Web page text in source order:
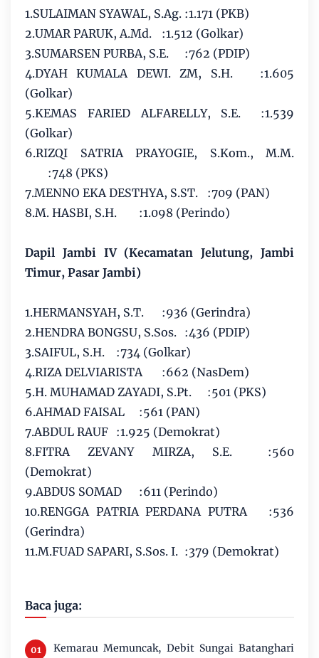
1.SULAIMAN SYAWAL, S.Ag. :1.171 (PKB)
2.UMAR PARUK, A.Md.
:1.512 (Golkar)
3.SUMARSEN PURBA, S.E.
:762 (PDIP)
4.DYAH KUMALA DEWI. ZM, S.H.
:1.605
(Golkar)
5.KEMAS FARIED ALFARELLY, S.E.
:1.539
(Golkar)
6.RIZQI SATRIA PRAYOGIE, S.Kom., M.M.
:748 (PKS)
7.MENNO EKA DESTHYA, S.ST.
:709 (PAN)
8.M. HASBI, S.H.
:1.098 (Perindo)
Dapil Jambi IV (Kecamatan Jelutung, Jambi
Timur, Pasar Jambi)
1.HERMANSYAH, S.T.
:936 (Gerindra)
2.HENDRA BONGSU, S.Sos. :436 (PDIP)
3.SAIFUL, S.H.
:734 (Golkar)
4.RIZA DELVIARISTA
:662 (NasDem)
5.H. MUHAMAD ZAYADI, S.Pt.
:501 (PKS)
6.AHMAD FAISAL
:561 (PAN)
7.ABDUL RAUF :1.925 (Demokrat)
8.FITRA ZEVANY MIRZA, S.E.
:560
(Demokrat)
9.ABDUS SOMAD
:611 (Perindo)
10.RENGGA PATRIA PERDANA PUTRA
:536
(Gerindra)
11.M.FUAD SAPARI, S.Sos. I. :379 (Demokrat)
Baca juga:
Kemarau Memuncak, Debit Sungai Batanghari